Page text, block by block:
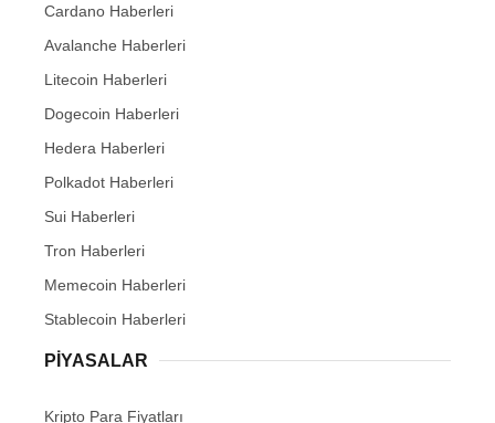
Cardano Haberleri
Avalanche Haberleri
Litecoin Haberleri
Dogecoin Haberleri
Hedera Haberleri
Polkadot Haberleri
Sui Haberleri
Tron Haberleri
Memecoin Haberleri
Stablecoin Haberleri
PIYASALAR
Kripto Para Fiyatları